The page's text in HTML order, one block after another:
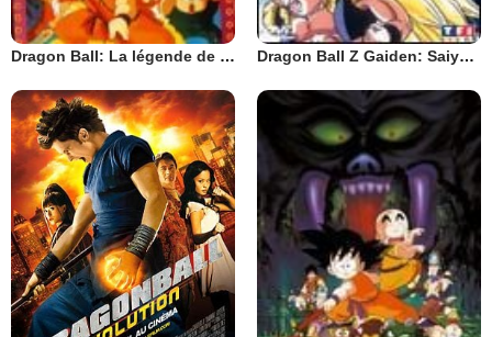
Dragon Ball: La légende de Shenron Dragon Ball Z Gaiden: Saiya-jin Zetsumetsu Keikaku